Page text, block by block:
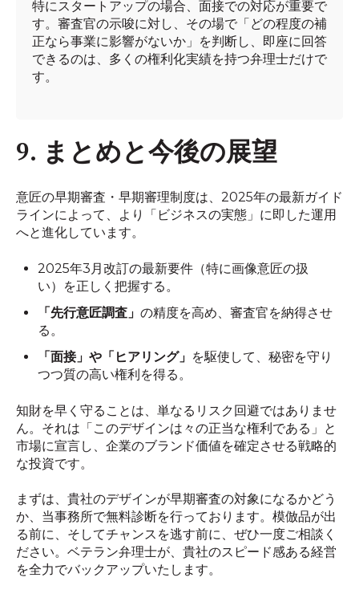
特にスタートアップの場合、面接での対応が重要で
す。審査官の示唆に対し、その場で「どの程度の補
正なら事業に影響がないか」を判断し、即座に回答
できるのは、多くの権利化実績を持つ弁理士だけで
す。
9. まとめと今後の展望
意匠の早期審査・早期審理制度は、2025年の最新ガイド
ラインによって、より「ビジネスの実態」に即した運用
へと進化しています。
2025年3月改訂の最新要件（特に画像意匠の扱
い）を正しく把握する。
「先行意匠調査」の精度を高め、審査官を納得させ
る。
「面接」や「ヒアリング」 を駆使して、秘密を守り
つつ質の高い権利を得る。
知財を早く守ることは、単なるリスク回避ではありませ
ん。それは「このデザインは々の正当な権利である」と
市場に宣言し、企業のブランド価値を確定させる戦略的
な投資です。
まずは、貴社のデザインが早期審査の対象になるかどう
か、当事務所で無料診断を行っております。模倣品が出
る前に、そしてチャンスを逃す前に、ぜひ一度ご相談く
ださい。ベテラン弁理士が、貴社のスピード感ある経営
を全力でバックアップいたします。